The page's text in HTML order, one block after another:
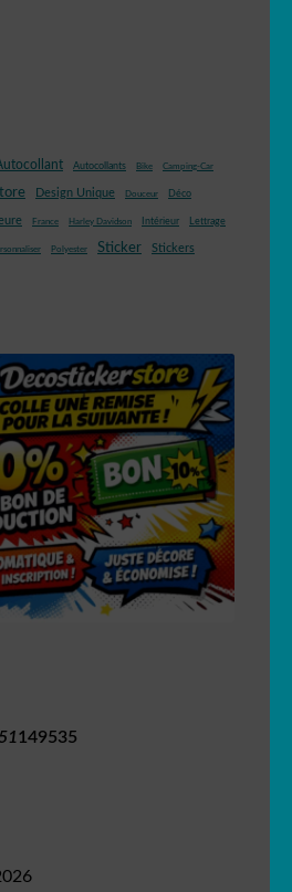
Autocollants Bike Camping-Car
Design Unique Douceur Déco
France Harley Davidson Intérieur Lettrage
Polyester Sticker Stickers
149535